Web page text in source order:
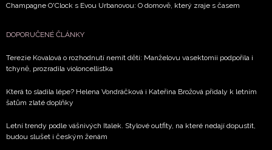
Champagne O'Clock s Evou Urbanovou: O domově, který zraje s časem
DOPORUČENÉ ČLÁNKY
Terezie Kovalová o rozhodnutí nemít děti: Manželovu vasektomii podpořila i
tchyně, prozradila violoncellistka
Která to sladila lépe? Helena Vondráčková i Kateřina Brožová přidaly k letním
šatům zlaté doplňky
Letní trendy podle vášnivých Italek. Stylové outfity, na které nedají dopustit,
budou slušet i českým ženám